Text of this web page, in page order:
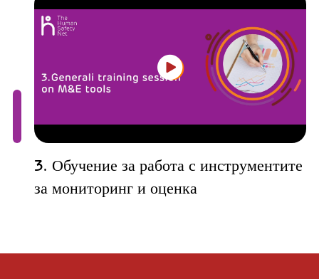
3. Обучение за работа с инструментите
за мониторинг и оценка